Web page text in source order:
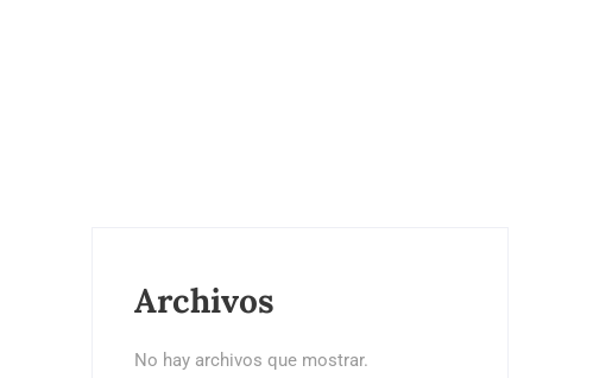
Archivos
No hay archivos que mostrar.